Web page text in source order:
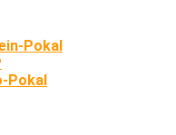
Pokal
Pokal